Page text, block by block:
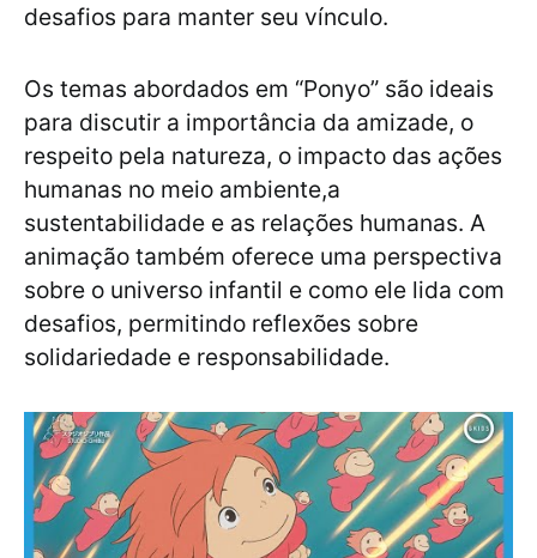
desafios para manter seu vínculo.
Os temas abordados em “Ponyo” são ideais
para discutir a importância da amizade, o
respeito pela natureza, o impacto das ações
humanas no meio ambiente,a
sustentabilidade e as relações humanas. A
animação também oferece uma perspectiva
sobre o universo infantil e como ele lida com
desafios, permitindo reflexões sobre
solidariedade e responsabilidade.